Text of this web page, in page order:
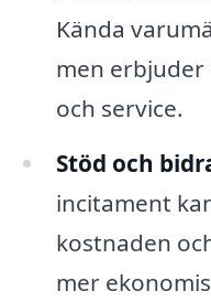
Kända
men
och service.
Stöd och
incitament
kostnaden
mer